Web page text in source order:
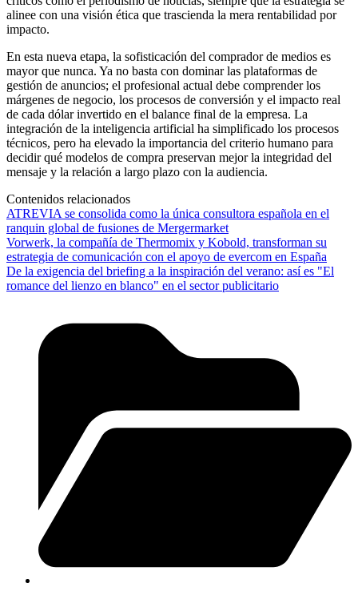
alinee con una visión ética que trascienda la mera rentabilidad por
impacto.
En esta nueva etapa, la sofisticación del comprador de medios es
mayor que nunca. Ya no basta con dominar las plataformas de
gestión de anuncios; el profesional actual debe comprender los
márgenes de negocio, los procesos de conversión y el impacto real
de cada dólar invertido en el balance final de la empresa. La
integración de la inteligencia artificial ha simplificado los procesos
técnicos, pero ha elevado la importancia del criterio humano para
decidir qué modelos de compra preservan mejor la integridad del
mensaje y la relación a largo plazo con la audiencia.
Contenidos relacionados
ATREVIA se consolida como la única consultora española en el
ranquin global de fusiones de Mergermarket
Vorwerk, la compañía de Thermomix y Kobold, transforman su
estrategia de comunicación con el apoyo de evercom en España
De la exigencia del briefing a la inspiración del verano: así es "El
romance del lienzo en blanco" en el sector publicitario